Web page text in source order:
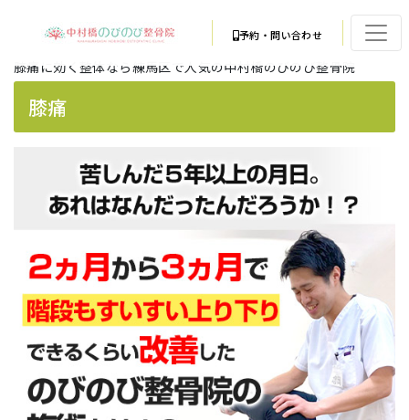
予約・問い合わせ
膝痛に効く整体なら練馬区で人気の中村橋のびのび整骨院
膝痛